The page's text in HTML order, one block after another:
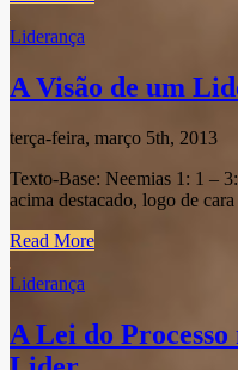
Liderança
A Visão de um
terça-feira, março 5th, 2013
Texto-Base: Neemias 1: 1 –
acima destacado, logo de
Read More
Liderança
A Lei do